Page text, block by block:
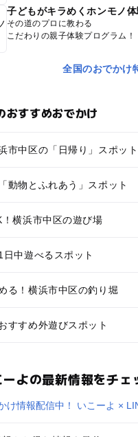
子どもがキラめくホンモノ
その道のプロに教わる
こだわりの親子体験プログラム！
全国のおでかけ
おすすめおでかけ
市中区の「日帰り」スポット
動物とふれあう」スポット
横浜市中区の遊び場
中遊べるスポット
る！横浜市中区の釣り堀
すすめ外遊びスポット
よの最新情報をチェ